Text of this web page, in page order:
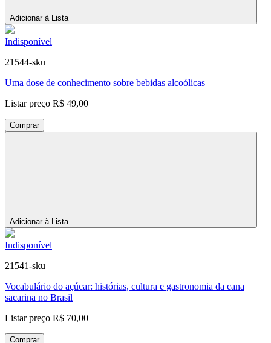
Adicionar à Lista
Indisponível
21544-sku
Uma dose de conhecimento sobre bebidas alcoólicas
Listar preço R$ 49,00
Comprar
Adicionar à Lista
Indisponível
21541-sku
Vocabulário do açúcar: histórias, cultura e gastronomia da cana
sacarina no Brasil
Listar preço R$ 70,00
Comprar